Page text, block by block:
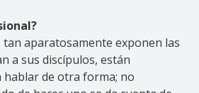
tan aparatosamente exponen las
a sus discípulos, están
de otra forma; no